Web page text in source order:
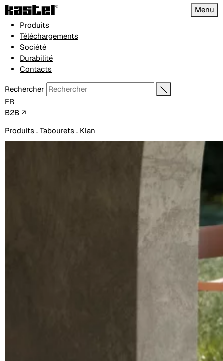
Menu
Produits
Téléchargements
Société
Durabilité
Contacts
Rechercher
FR
B2B ↗
Produits . Tabourets . Klan